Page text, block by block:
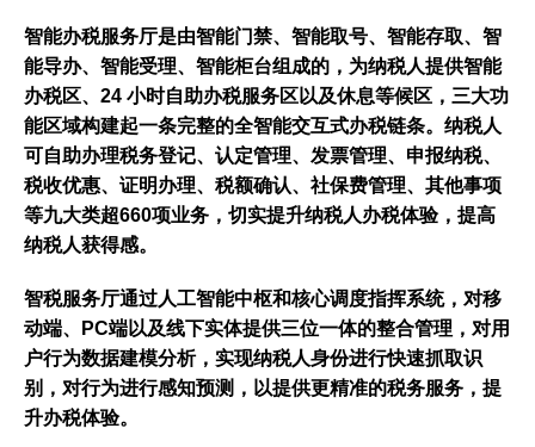
智能办税服务厅是由智能门禁、智能取号、智能存取、智
能导办、智能受理、智能柜台组成的，为纳税人提供智能
办税区、24 小时自助办税服务区以及休息等候区，三大功
能区域构建起一条完整的全智能交互式办税链条。纳税人
可自助办理税务登记、认定管理、发票管理、申报纳税、
税收优惠、证明办理、税额确认、社保费管理、其他事项
等九大类超660项业务，切实提升纳税人办税体验，提高
纳税人获得感。
智税服务厅通过人工智能中枢和核心调度指挥系统，对移
动端、PC端以及线下实体提供三位一体的整合管理，对用
户行为数据建模分析，实现纳税人身份进行快速抓取识
别，对行为进行感知预测，以提供更精准的税务服务，提
升办税体验。